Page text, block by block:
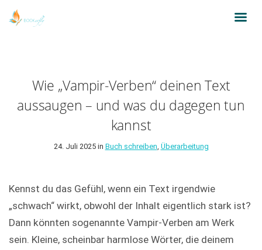
Wie „Vampir-Verben“ deinen Text
aussaugen – und was du dagegen tun
kannst
24. Juli 2025 in Buch schreiben Überarbeitung
Kennst du das Gefühl, wenn ein Text irgendwie
„schwach“ wirkt, obwohl der Inhalt eigentlich stark ist?
Dann könnten sogenannte Vampir-Verben am Werk
sein. Kleine, scheinbar harmlose Wörter, die deinem